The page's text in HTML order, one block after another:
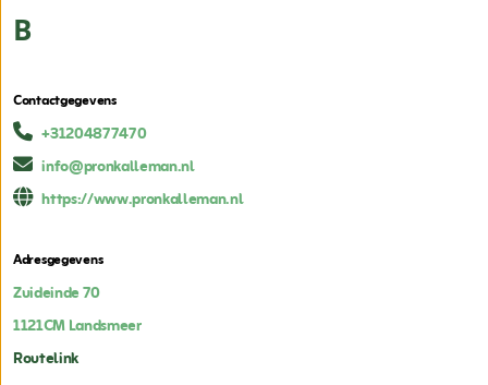
B
Contactgegevens
+31204877470
info@pronkalleman.nl
https://www.pronkalleman.nl
Adresgegevens
Zuideinde 70
1121CMLandsmeer
Routelink